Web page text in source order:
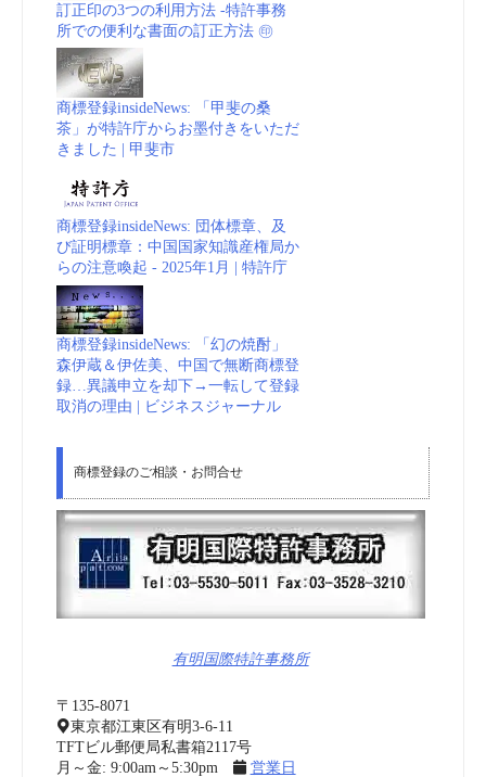
訂正印の3つの利用方法 -特許事務
所での便利な書面の訂正方法 ㊞
商標登録insideNews: 「甲斐の桑
茶」が特許庁からお墨付きをいただ
きました | 甲斐市
商標登録insideNews: 団体標章、及
び証明標章：中国国家知識産権局か
らの注意喚起 - 2025年1月 | 特許庁
商標登録insideNews: 「幻の焼酎」
森伊蔵＆伊佐美、中国で無断商標登
録…異議申立を却下→一転して登録
取消の理由 | ビジネスジャーナル
商標登録のご相談・お問合せ
有明国際特許事務所
〒135-8071
東京都江東区有明3-6-11
TFTビル郵便局私書箱2117号
月～金: 9:00am～5:30pm
営業日